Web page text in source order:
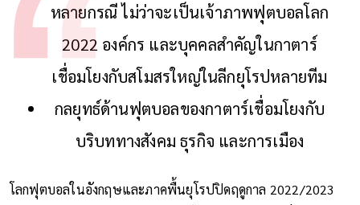
หลายกรณี ไม่ว่าจะเป็นเจ้าภาพฟุตบอลโลก
2022 องค์กร และบุคคลสำคัญในกาตาร์
เชื่อมโยงกับสโมสรใหญ่ในลีกยุโรปหลายทีม
กลยุทธ์ด้านฟุตบอลของกาตาร์เชื่อมโยงกับ
บริบททางสังคม ธุรกิจ และการเมือง
โลกฟุตบอลในอังกฤษและภาคพื้นยุโรปปิดฤดูกาล 2022/2023